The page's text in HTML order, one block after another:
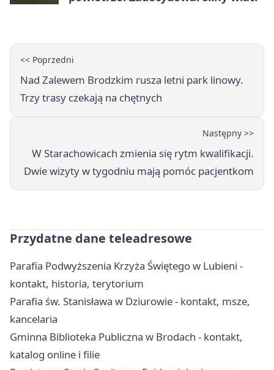
<< Poprzedni
Nad Zalewem Brodzkim rusza letni park linowy.
Trzy trasy czekają na chętnych
Następny >>
W Starachowicach zmienia się rytm kwalifikacji.
Dwie wizyty w tygodniu mają pomóc pacjentkom
Przydatne dane teleadresowe
Parafia Podwyższenia Krzyża Świętego w Lubieni -
kontakt, historia, terytorium
Parafia św. Stanisława w Dziurowie - kontakt, msze,
kancelaria
Gminna Biblioteka Publiczna w Brodach - kontakt,
katalog online i filie